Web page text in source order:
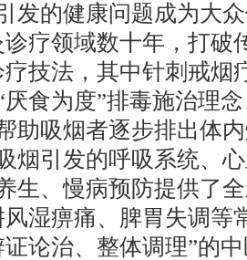
发的健康问题成为大
疗领域数十年，打破
技法，其中针刺戒烟
厌食为度”排毒施治理
助吸烟者逐步排出体
烟引发的呼吸系统、
生、慢病预防提供了
风湿痹痛、脾胃失调等
证论治、整体调理”的